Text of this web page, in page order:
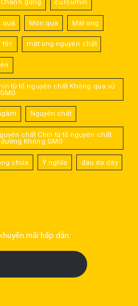
Chanh gừng curcumin
quà Món quà Mật ong
tắc mật ong nguyên chất
từ tổ nguyên chất Không qua xử
Nguyên chất
chất Chín từ tổ nguyên chất
Không GMO
chúa Ý nghĩa đau dạ dày
mãi hấp dẫn: